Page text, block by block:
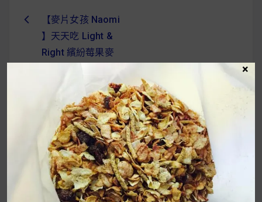
文
【麥片女孩 Naomi
】天天吃 Light &
Right 繽紛莓果麥
×